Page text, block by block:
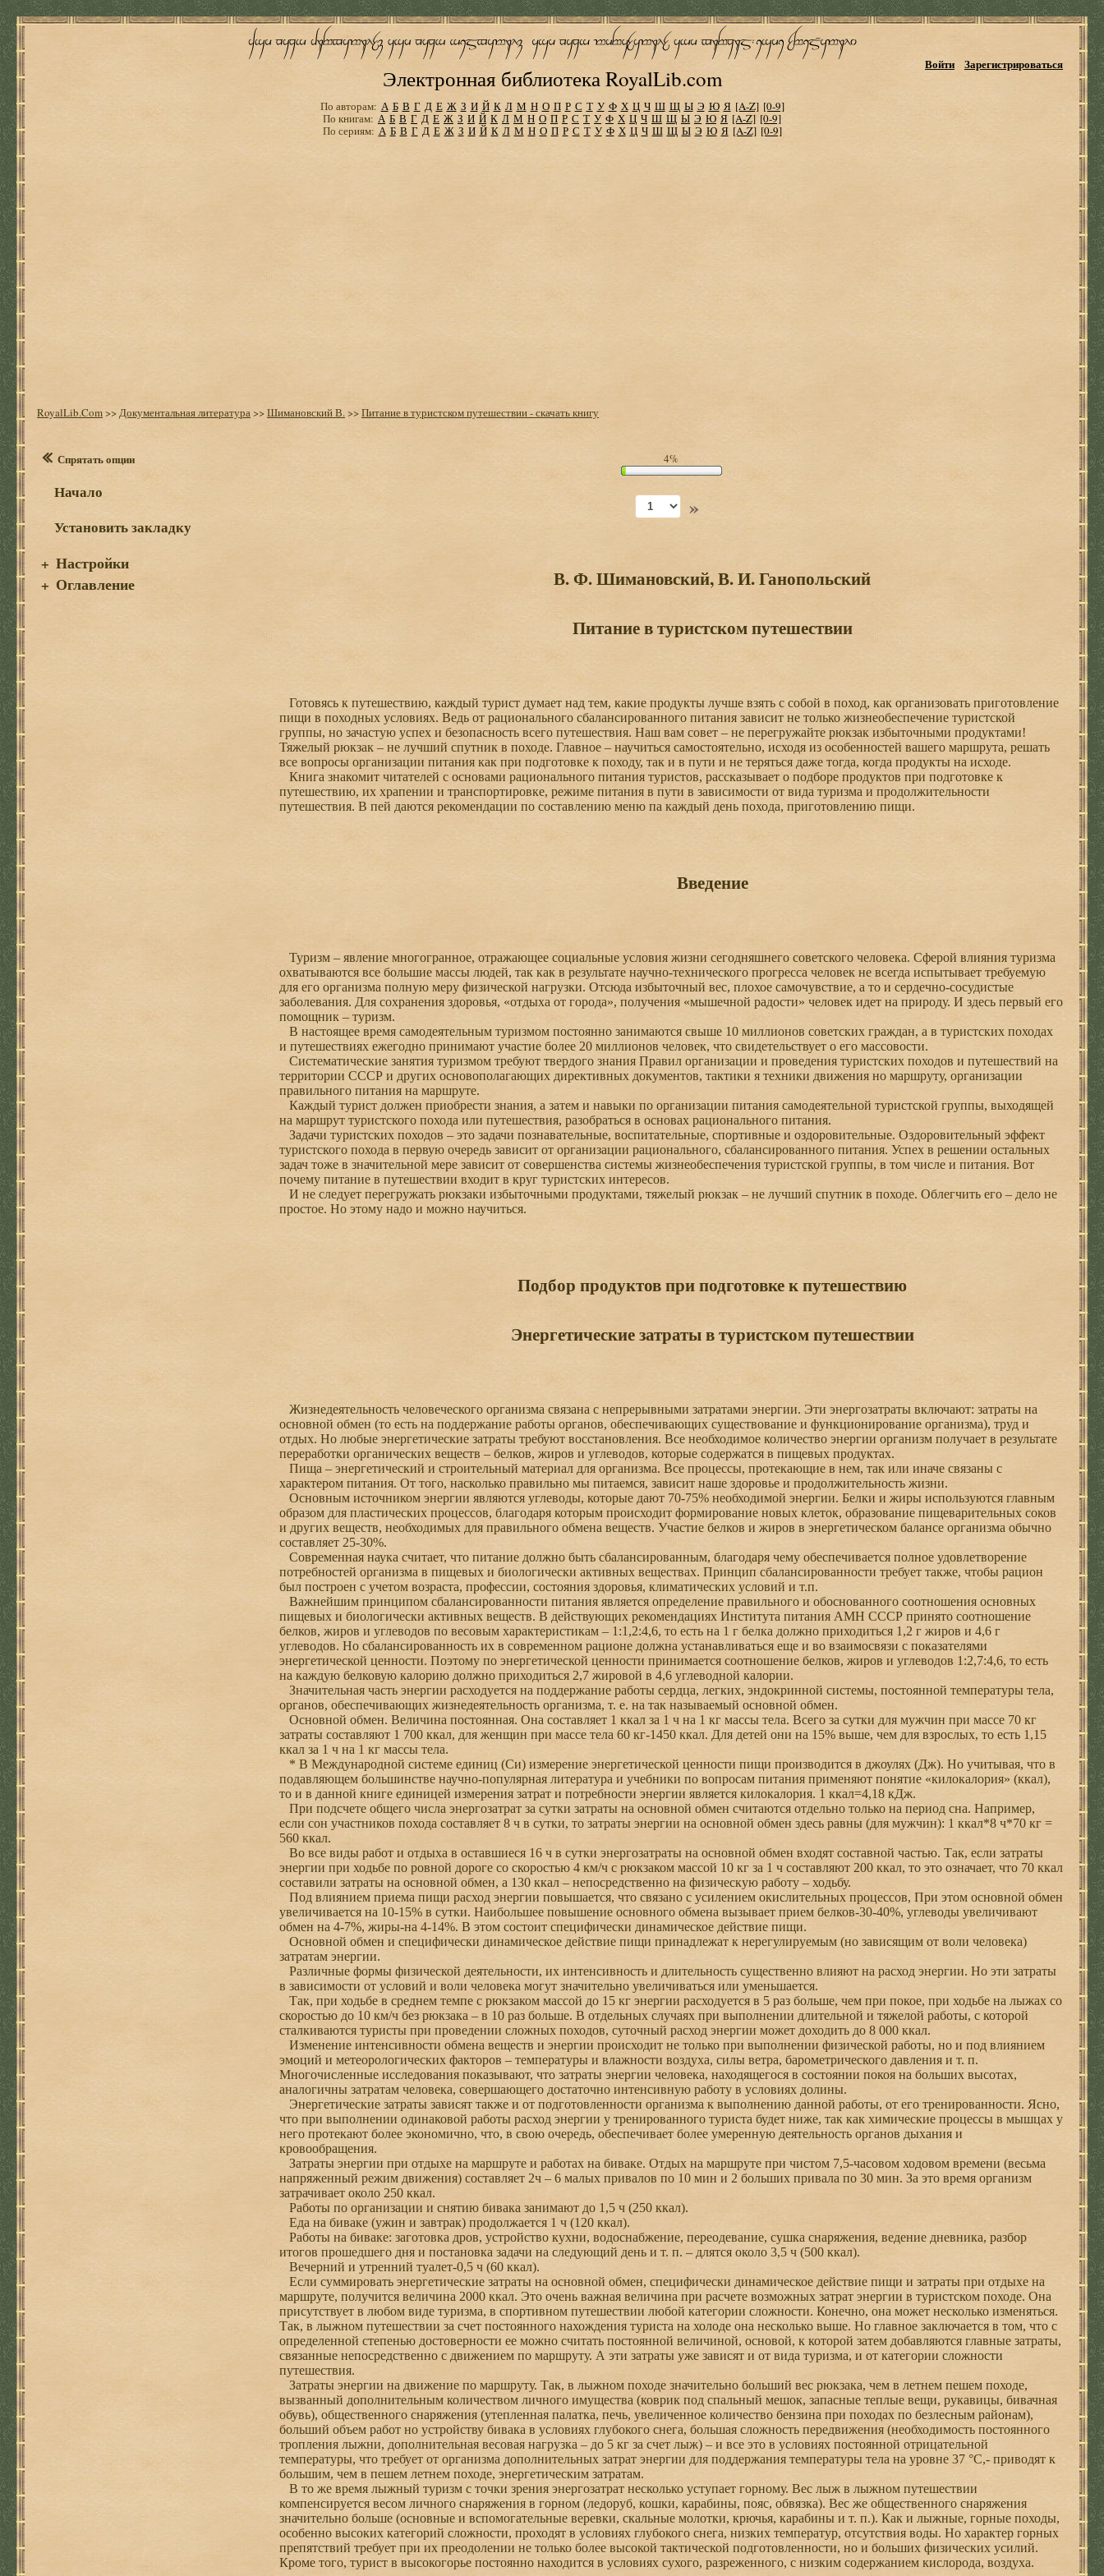
Электронная библиотека RoyalLib.com
Войти Зарегистрироваться
По авторам: А Б В Г Д Е Ж З И Й К Л М Н О П Р С Т У Ф Х Ц Ч Ш Щ Ы Э Ю Я [A-Z] [0-9]
По книгам: А Б В Г Д Е Ж З И Й К Л М Н О П Р С Т У Ф Х Ц Ч Ш Щ Ы Э Ю Я [A-Z] [0-9]
По сериям: А Б В Г Д Е Ж З И Й К Л М Н О П Р С Т У Ф Х Ц Ч Ш Щ Ы Э Ю Я [A-Z] [0-9]
RoyalLib.Com>>Документальная литература>> Шимановский В.>>Питание в туристском путешествии - скачать книгу
Спрятать опции
Начало
Установить закладку
+ Настройки
+ Оглавление
4%
»
В. Ф. Шимановский, В. И. Ганопольский
Питание в туристском путешествии
Готовясь к путешествию, каждый турист думает над тем, какие продукты лучше взять с собой в поход, как организовать приготовление
пищи в походных условиях. Ведь от рационального сбалансированного питания зависит не только жизнеобеспечение туристской
группы, но зачастую успех и безопасность всего путешествия. Наш вам совет – не перегружайте рюкзак избыточными продуктами!
Тяжелый рюкзак – не лучший спутник в походе. Главное – научиться самостоятельно, исходя из особенностей вашего маршрута, решать
все вопросы организации питания как при подготовке к походу, так и в пути и не теряться даже тогда, когда продукты на исходе.
Книга знакомит читателей с основами рационального питания туристов, рассказывает о подборе продуктов при подготовке к
путешествию, их храпении и транспортировке, режиме питания в пути в зависимости от вида туризма и продолжительности
путешествия. В пей даются рекомендации по составлению меню па каждый день похода, приготовлению пищи.
Введение
Туризм – явление многогранное, отражающее социальные условия жизни сегодняшнего советского человека. Сферой влияния туризма
охватываются все большие массы людей, так как в результате научно-технического прогресса человек не всегда испытывает требуемую
для его организма полную меру физической нагрузки. Отсюда избыточный вес, плохое самочувствие, а то и сердечно-сосудистые
заболевания. Для сохранения здоровья, «отдыха от города», получения «мышечной радости» человек идет на природу. И здесь первый его
помощник – туризм.
В настоящее время самодеятельным туризмом постоянно занимаются свыше 10 миллионов советских граждан, а в туристских походах
и путешествиях ежегодно принимают участие более 20 миллионов человек, что свидетельствует о его массовости.
Систематические занятия туризмом требуют твердого знания Правил организации и проведения туристских походов и путешествий на
территории СССР и других основополагающих директивных документов, тактики я техники движения но маршруту, организации
правильного питания на маршруте.
Каждый турист должен приобрести знания, а затем и навыки по организации питания самодеятельной туристской группы, выходящей
на маршрут туристского похода или путешествия, разобраться в основах рационального питания.
Задачи туристских походов – это задачи познавательные, воспитательные, спортивные и оздоровительные. Оздоровительный эффект
туристского похода в первую очередь зависит от организации рационального, сбалансированного питания. Успех в решении остальных
задач тоже в значительной мере зависит от совершенства системы жизнеобеспечения туристской группы, в том числе и питания. Вот
почему питание в путешествии входит в круг туристских интересов.
И не следует перегружать рюкзаки избыточными продуктами, тяжелый рюкзак – не лучший спутник в походе. Облегчить его – дело не
простое. Но этому надо и можно научиться.
Подбор продуктов при подготовке к путешествию
Энергетические затраты в туристском путешествии
Жизнедеятельность человеческого организма связана с непрерывными затратами энергии. Эти энергозатраты включают: затраты на
основной обмен (то есть на поддержание работы органов, обеспечивающих существование и функционирование организма), труд и
отдых. Но любые энергетические затраты требуют восстановления. Все необходимое количество энергии организм получает в результате
переработки органических веществ – белков, жиров и углеводов, которые содержатся в пищевых продуктах.
Пища – энергетический и строительный материал для организма. Все процессы, протекающие в нем, так или иначе связаны с
характером питания. От того, насколько правильно мы питаемся, зависит наше здоровье и продолжительность жизни.
Основным источником энергии являются углеводы, которые дают 70-75% необходимой энергии. Белки и жиры используются главным
образом для пластических процессов, благодаря которым происходит формирование новых клеток, образование пищеварительных соков
и других веществ, необходимых для правильного обмена веществ. Участие белков и жиров в энергетическом балансе организма обычно
составляет 25-30%.
Современная наука считает, что питание должно быть сбалансированным, благодаря чему обеспечивается полное удовлетворение
потребностей организма в пищевых и биологически активных веществах. Принцип сбалансированности требует также, чтобы рацион
был построен с учетом возраста, профессии, состояния здоровья, климатических условий и т.п.
Важнейшим принципом сбалансированности питания является определение правильного и обоснованного соотношения основных
пищевых и биологически активных веществ. В действующих рекомендациях Института питания АМН СССР принято соотношение
белков, жиров и углеводов по весовым характеристикам – 1:1,2:4,6, то есть на 1 г белка должно приходиться 1,2 г жиров и 4,6 г
углеводов. Но сбалансированность их в современном рационе должна устанавливаться еще и во взаимосвязи с показателями
энергетической ценности. Поэтому по энергетической ценности принимается соотношение белков, жиров и углеводов 1:2,7:4,6, то есть
на каждую белковую калорию должно приходиться 2,7 жировой в 4,6 углеводной калории.
Значительная часть энергии расходуется на поддержание работы сердца, легких, эндокринной системы, постоянной температуры тела,
органов, обеспечивающих жизнедеятельность организма, т. е. на так называемый основной обмен.
Основной обмен. Величина постоянная. Она составляет 1 ккал за 1 ч на 1 кг массы тела. Всего за сутки для мужчин при массе 70 кг
затраты составляют 1 700 ккал, для женщин при массе тела 60 кг-1450 ккал. Для детей они на 15% выше, чем для взрослых, то есть 1,15
ккал за 1 ч на 1 кг массы тела.
* В Международной системе единиц (Си) измерение энергетической ценности пищи производится в джоулях (Дж). Но учитывая, что в
подавляющем большинстве научно-популярная литература и учебники по вопросам питания применяют понятие «килокалория» (ккал),
то и в данной книге единицей измерения затрат и потребности энергии является килокалория. 1 ккал=4,18 кДж.
При подсчете общего числа энергозатрат за сутки затраты на основной обмен считаются отдельно только на период сна. Например,
если сон участников похода составляет 8 ч в сутки, то затраты энергии на основной обмен здесь равны (для мужчин): 1 ккал*8 ч*70 кг =
560 ккал.
Во все виды работ и отдыха в оставшиеся 16 ч в сутки энергозатраты на основной обмен входят составной частью. Так, если затраты
энергии при ходьбе по ровной дороге со скоростью 4 км/ч с рюкзаком массой 10 кг за 1 ч составляют 200 ккал, то это означает, что 70 ккал
составили затраты на основной обмен, а 130 ккал – непосредственно на физическую работу – ходьбу.
Под влиянием приема пищи расход энергии повышается, что связано с усилением окислительных процессов, При этом основной обмен
увеличивается на 10-15% в сутки. Наибольшее повышение основного обмена вызывает прием белков-30-40%, углеводы увеличивают
обмен на 4-7%, жиры-на 4-14%. В этом состоит специфически динамическое действие пищи.
Основной обмен и специфически динамическое действие пищи принадлежат к нерегулируемым (но зависящим от воли человека)
затратам энергии.
Различные формы физической деятельности, их интенсивность и длительность существенно влияют на расход энергии. Но эти затраты
в зависимости от условий и воли человека могут значительно увеличиваться или уменьшается.
Так, при ходьбе в среднем темпе с рюкзаком массой до 15 кг энергии расходуется в 5 раз больше, чем при покое, при ходьбе на лыжах со
скоростью до 10 км/ч без рюкзака – в 10 раз больше. В отдельных случаях при выполнении длительной и тяжелой работы, с которой
сталкиваются туристы при проведении сложных походов, суточный расход энергии может доходить до 8 000 ккал.
Изменение интенсивности обмена веществ и энергии происходит не только при выполнении физической работы, но и под влиянием
эмоций и метеорологических факторов – температуры и влажности воздуха, силы ветра, барометрического давления и т. п.
Многочисленные исследования показывают, что затраты энергии человека, находящегося в состоянии покоя на больших высотах,
аналогичны затратам человека, совершающего достаточно интенсивную работу в условиях долины.
Энергетические затраты зависят также и от подготовленности организма к выполнению данной работы, от его тренированности. Ясно,
что при выполнении одинаковой работы расход энергии у тренированного туриста будет ниже, так как химические процессы в мышцах у
него протекают более экономично, что, в свою очередь, обеспечивает более умеренную деятельность органов дыхания и
кровообращения.
Затраты энергии при отдыхе на маршруте и работах на биваке. Отдых на маршруте при чистом 7,5-часовом ходовом времени (весьма
напряженный режим движения) составляет 2ч – 6 малых привалов по 10 мин и 2 больших привала по 30 мин. За это время организм
затрачивает около 250 ккал.
Работы по организации и снятию бивака занимают до 1,5 ч (250 ккал).
Еда на биваке (ужин и завтрак) продолжается 1 ч (120 ккал).
Работы на биваке: заготовка дров, устройство кухни, водоснабжение, переодевание, сушка снаряжения, ведение дневника, разбор
итогов прошедшего дня и постановка задачи на следующий день и т. п. – длятся около 3,5 ч (500 ккал).
Вечерний и утренний туалет-0,5 ч (60 ккал).
Если суммировать энергетические затраты на основной обмен, специфически динамическое действие пищи и затраты при отдыхе на
маршруте, получится величина 2000 ккал. Это очень важная величина при расчете возможных затрат энергии в туристском походе. Она
присутствует в любом виде туризма, в спортивном путешествии любой категории сложности. Конечно, она может несколько изменяться.
Так, в лыжном путешествии за счет постоянного нахождения туриста на холоде она несколько выше. Но главное заключается в том, что с
определенной степенью достоверности ее можно считать постоянной величиной, основой, к которой затем добавляются главные затраты,
связанные непосредственно с движением по маршруту. А эти затраты уже зависят и от вида туризма, и от категории сложности
путешествия.
Затраты энергии на движение по маршруту. Так, в лыжном походе значительно больший вес рюкзака, чем в летнем пешем походе,
вызванный дополнительным количеством личного имущества (коврик под спальный мешок, запасные теплые вещи, рукавицы, бивачная
обувь), общественного снаряжения (утепленная палатка, печь, увеличенное количество бензина при походах по безлесным районам),
больший объем работ но устройству бивака в условиях глубокого снега, большая сложность передвижения (необходимость постоянного
тропления лыжни, дополнительная весовая нагрузка – до 5 кг за счет лыж) – и все это в условиях постоянной отрицательной
температуры, что требует от организма дополнительных затрат энергии для поддержания температуры тела на уровне 37 °С,- приводят к
большим, чем в пешем летнем походе, энергетическим затратам.
В то же время лыжный туризм с точки зрения энергозатрат несколько уступает горному. Вес лыж в лыжном путешествии
компенсируется весом личного снаряжения в горном (ледоруб, кошки, карабины, пояс, обвязка). Вес же общественного снаряжения
значительно больше (основные и вспомогательные веревки, скальные молотки, крючья, карабины и т. п.). Как и лыжные, горные походы,
особенно высоких категорий сложности, проходят в условиях глубокого снега, низких температур, отсутствия воды. Но характер горных
препятствий требует при их преодолении не только более высокой тактической подготовленности, но и больших физических усилий.
Кроме того, турист в высокогорье постоянно находится в условиях сухого, разреженного, с низким содержанием кислорода, воздуха.